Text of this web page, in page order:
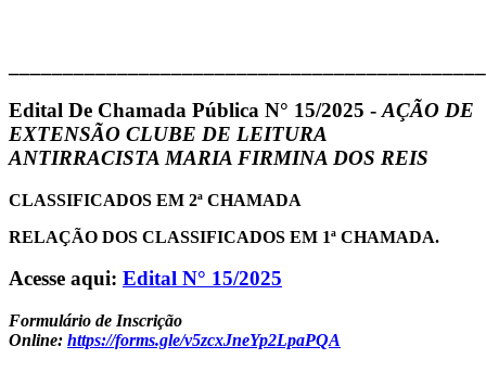
Edital De Chamada Pública N° 15/2025 - AÇÃO DE
EXTENSÃO CLUBE DE LEITURA
ANTIRRACISTA MARIA FIRMINA DOS REIS
CLASSIFICADOS EM 2ª CHAMADA
RELAÇÃO DOS CLASSIFICADOS EM 1ª CHAMADA.
Acesse aqui: Edital N° 15/2025
Formulário de Inscrição
Online: https://forms.gle/v5zcxJneYp2LpaPQA